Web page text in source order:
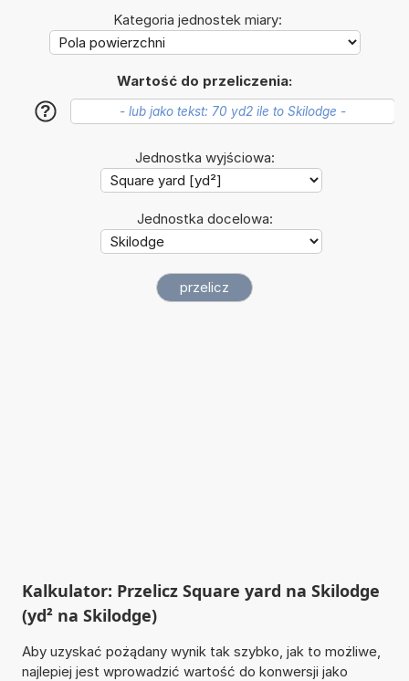
Kategoria jednostek miary:
Wartość do przeliczenia:
?
Jednostka wyjściowa:
Jednostka docelowa:
Kalkulator: Przelicz Square yard na Skilodge
(yd² na Skilodge)
Aby uzyskać pożądany wynik tak szybko, jak to możliwe,
najlepiej jest wprowadzić wartość do konwersji jako